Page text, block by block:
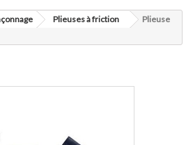
Plieuses à friction
Plieuse